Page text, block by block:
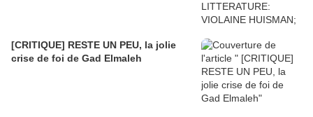
[CRITIQUE] RESTE UN PEU, la jolie
crise de foi de Gad Elmaleh